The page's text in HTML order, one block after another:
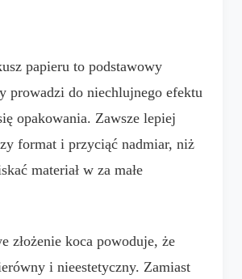
papieru to podstawowy
prowadzi do niechlujnego efektu
opakowania. Zawsze lepiej
format i przyciąć nadmiar, niż
materiał w za małe
złożenie koca powoduje, że
i nieestetyczny. Zamiast